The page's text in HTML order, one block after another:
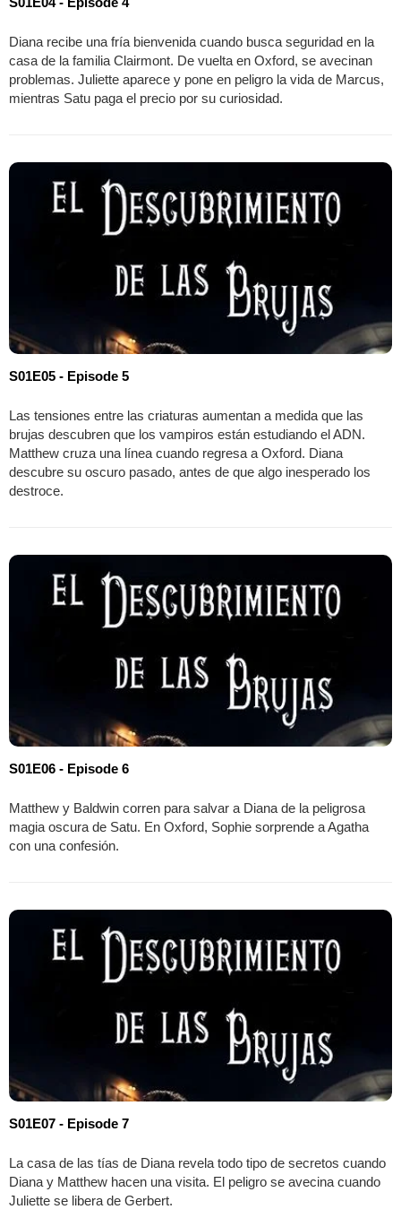
Diana recibe una fría bienvenida cuando busca seguridad en la
casa de la familia Clairmont. De vuelta en Oxford, se avecinan
problemas. Juliette aparece y pone en peligro la vida de Marcus,
mientras Satu paga el precio por su curiosidad.
S01E05 - Episode 5
Las tensiones entre las criaturas aumentan a medida que las
brujas descubren que los vampiros están estudiando el ADN.
Matthew cruza una línea cuando regresa a Oxford. Diana
descubre su oscuro pasado, antes de que algo inesperado los
destroce.
S01E06 - Episode 6
Matthew y Baldwin corren para salvar a Diana de la peligrosa
magia oscura de Satu. En Oxford, Sophie sorprende a Agatha
con una confesión.
S01E07 - Episode 7
La casa de las tías de Diana revela todo tipo de secretos cuando
Diana y Matthew hacen una visita. El peligro se avecina cuando
Juliette se libera de Gerbert.